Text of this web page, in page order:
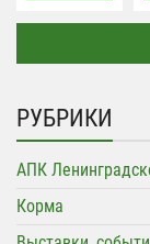
РУБРИКИ
АПК
Корма